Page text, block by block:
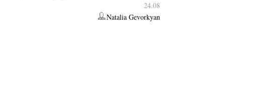
24.08
Natalia Gevorkyan